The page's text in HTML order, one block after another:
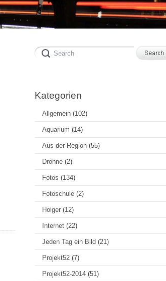
Kategorien
Allgemein (102)
Aquarium (14)
Aus der Region (55)
Drohne (2)
Fotos (134)
Fotoschule (2)
Holger (12)
Internet (22)
Jeden Tag ein Bild (21)
Projekt52 (7)
Projekt52-2014 (51)